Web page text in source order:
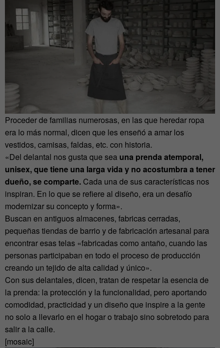
Proceder de familias numerosas, en las que heredar ropa
era lo más normal, dicen que les enseñó a amar los
vestidos, camisas, faldas, etc. con historia.
«Del delantal nos gusta que sea una prenda atemporal,
unisex, que tiene una larga vida y no acostumbra a tener
dueño, se comparte. Cada una de sus características nos
inspiran. En lo que se refiere al diseño, era un desafío
modernizar su concepto y forma».
Buscan en antiguos almacenes, fabricas cerradas,
pequeñas tiendas de barrio y de fabricación artesanal para
encontrar esas telas «fabricadas como antaño, cuando las
personas participaban en todo el proceso de producción
creando un tejido de alta calidad y único».
Con sus delantales, dicen, tratan de respetar la esencia de
la prenda: la protección y la funcionalidad, pero aportando
comodidad, practicidad y un diseño que inspire a la gente
no solo a llevarlo en el hogar o trabajo sino sobretodo para
salir a la calle.
[mosaic]